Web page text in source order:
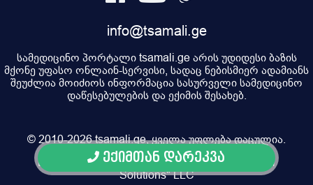
ექიმთან დარეკვა
info@tsamali.ge
სამედიცინო პორტალი tsamali.ge არის უდიდესი ბაზის
მქონე უფასო ონლაინ-სერვისი, სადაც ნებისმიერ ადამიანს
შეუძლია მოიძიოს ინფორმაცია სასურველი სამედიცინო
დაწესებულების და ექიმის შესახებ.
© 2010-2026 tsamali.ge, ყველა უფლება დაცულია.
Developed by Pulsar Digital, Property of "Digital
Solutions" LLC